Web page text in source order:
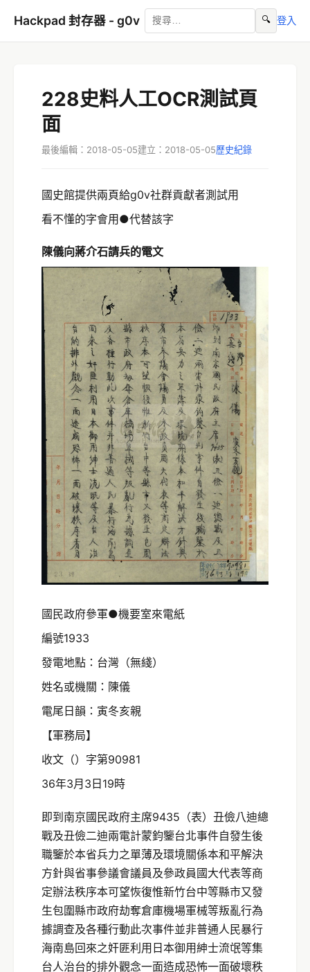
Hackpad 封存器 - g0v 🔍 登入
228史料人工OCR測試頁
面
最後編輯：2018-05-05建立：2018-05-05歷史紀錄
國史館提供兩頁給g0v社群貢獻者測試用
看不懂的字會用●代替該字
陳儀向蔣介石請兵的電文
國民政府參軍●機要室來電紙
編號1933
發電地點：台灣（無綫）
姓名或機關：陳儀
電尾日韻：寅冬亥親
【軍務局】
收文（）字第90981
36年3月3日19時
即到南京國民政府主席9435（表）丑儉八迪總
戰及丑儉二迪兩電計蒙鈞鑒台北事件自發生後
職鑒於本省兵力之單薄及環境關係本和平解決
方針與省事參議會議員及參政員國大代表等商
定辦法秩序本可望恢復惟新竹台中等縣市又發
生包圍縣市政府劫奪倉庫機場軍械等叛亂行為
據調查及各種行動此次事件並非普通人民暴行
海南島回來之奸匪利用日本御用紳士流氓等集
台人治台的排外觀念一面造成恐怖一面破壞秩